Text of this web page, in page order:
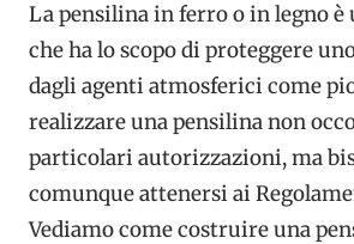
La pensilina in ferro o in legno è
che ha lo scopo di proteggere
dagli agenti atmosferici come
realizzare una pensilina non
particolari autorizzazioni, ma
comunque attenersi ai
Vediamo come costruire una